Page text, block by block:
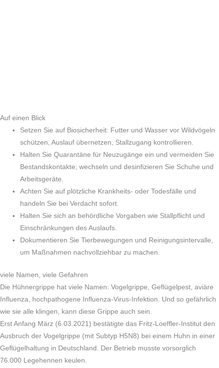
Auf einen Blick
Setzen Sie auf Biosicherheit: Futter und Wasser vor Wildvögeln
schützen, Auslauf übernetzen, Stallzugang kontrollieren.
Halten Sie Quarantäne für Neuzugänge ein und vermeiden Sie
Bestandskontakte; wechseln und desinfizieren Sie Schuhe und
Arbeitsgeräte.
Achten Sie auf plötzliche Krankheits- oder Todesfälle und
handeln Sie bei Verdacht sofort.
Halten Sie sich an behördliche Vorgaben wie Stallpflicht und
Einschränkungen des Auslaufs.
Dokumentieren Sie Tierbewegungen und Reinigungsintervalle,
um Maßnahmen nachvollziehbar zu machen.
viele Namen, viele Gefahren
Die Hühnergrippe hat viele Namen: Vogelgrippe, Geflügelpest, aviäre
Influenza, hochpathogene Influenza-Virus-Infektion. Und so gefährlich
wie sie alle klingen, kann diese Grippe auch sein.
Erst Anfang März (6.03.2021) bestätigte das Fritz-Loeffler-Institut den
Ausbruch der Vogelgrippe (mit Subtyp H5N8) bei einem Huhn in einer
Geflügelhaltung in Deutschland. Der Betrieb musste vorsorglich
76.000 Legehennen keulen.